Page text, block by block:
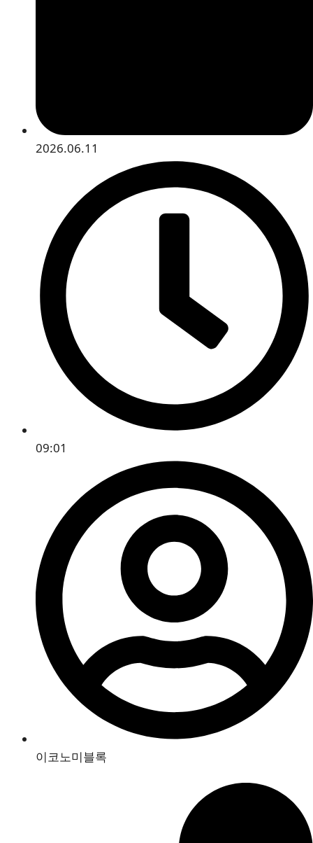
2026.06.11
09:01
이코노미블록